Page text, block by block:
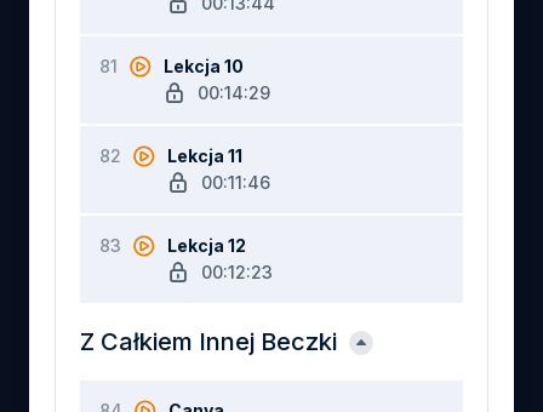
81
Lekcja 10
00:14:29
82
Lekcja 11
00:11:46
83
Lekcja 12
00:12:23
Z Całkiem Innej Beczki